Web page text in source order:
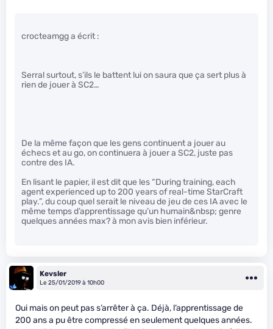
crocteamgg a écrit :
Serral surtout, s’ils le battent lui on saura que ça sert plus à
rien de jouer à SC2…
De la même façon que les gens continuent a jouer au
échecs et au go, on continuera à jouer a SC2, juste pas
contre des IA.
En lisant le papier, il est dit que les “During training, each
agent experienced up to 200 years of real-time StarCraft
play.”, du coup quel serait le niveau de jeu de ces IA avec le
même temps d’apprentissage qu’un humain&nbsp; genre
quelques années max? à mon avis bien inférieur.
Kevsler
Le 25/01/2019 à 10h00
Oui mais on peut pas s’arrêter à ça. Déjà, l’apprentissage de
200 ans a pu être compressé en seulement quelques années.